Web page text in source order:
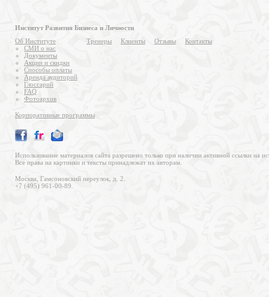
Институт Развития Бизнеса и Личности
Об Институте
СМИ о нас
Документы
Акции и скидки
Способы оплаты
Аренда аудиторий
Глоссарий
FAQ
Фотоархив
Тренеры Клиенты Отзывы Контакты
Корпоративные программы
Использование материалов сайта разрешено только при наличии активной ссылки на
Все права на картинки и тексты принадлежат их авторам.
Москва, Гамсоновский переулок, д. 2.
+7 (495) 961-00-89.